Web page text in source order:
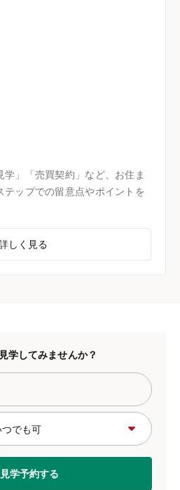
学」「売買契約」など、お住ま
テップでの留意点やポイントを
しく見る
学してみませんか？
見学予約する